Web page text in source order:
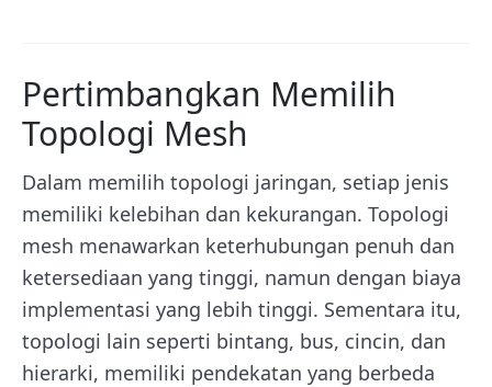
Pertimbangkan Memilih
Topologi Mesh
Dalam memilih topologi jaringan, setiap jenis
memiliki kelebihan dan kekurangan. Topologi
mesh menawarkan keterhubungan penuh dan
ketersediaan yang tinggi, namun dengan biaya
implementasi yang lebih tinggi. Sementara itu,
topologi lain seperti bintang, bus, cincin, dan
hierarki, memiliki pendekatan yang berbeda